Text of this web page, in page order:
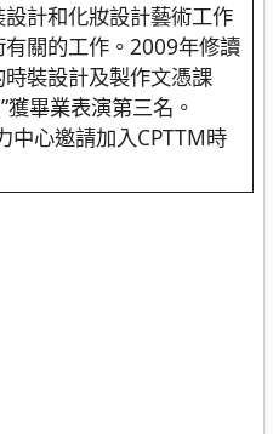
計和化妝設計藝術工作
關的工作。2009年修讀
裝設計及製作文憑課
獲畢業表演第三名。
中心邀請加入CPTTM時